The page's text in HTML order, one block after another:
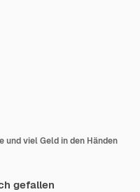
viel Geld in den Händen
gefallen